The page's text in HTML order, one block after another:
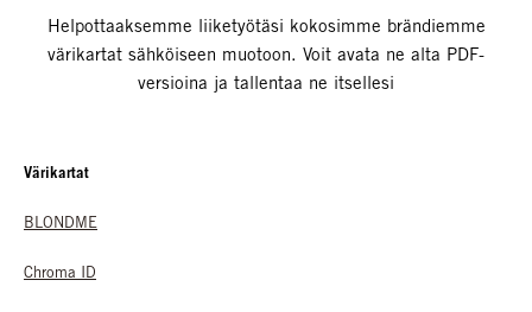
Helpottaaksemme liiketyötäsi kokosimme brändiemme
värikartat sähköiseen muotoon. Voit avata ne alta PDF-
versioina ja tallentaa ne itsellesi
Värikartat
BLONDME
Chroma ID